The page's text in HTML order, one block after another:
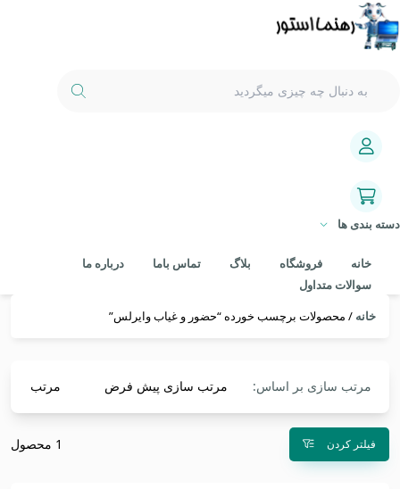
دسته بندی ها
خانه فروشگاه بلاگ تماس باما
درباره ما
سوالات متداول
خانه / محصولات برچسب خورده “حضور و غیاب وایرلس”
مرتب سازی بر اساس: مرتب سازی پیش فرض مرتب
فیلتر کردن 1 محصول